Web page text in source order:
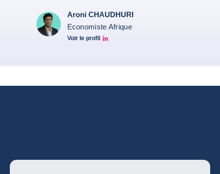
Aroni CHAUDHURI
Economiste Afrique
Voir le profil
Aroni Linkedin